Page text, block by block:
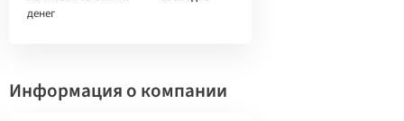
денег
Информация о компании